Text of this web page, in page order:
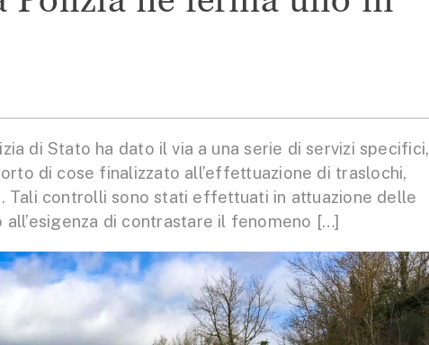
di Stato ha dato il via a una serie di servizi specifici,
di cose finalizzato all’effettuazione di traslochi,
Tali controlli sono stati effettuati in attuazione delle
di contrastare il fenomeno […]